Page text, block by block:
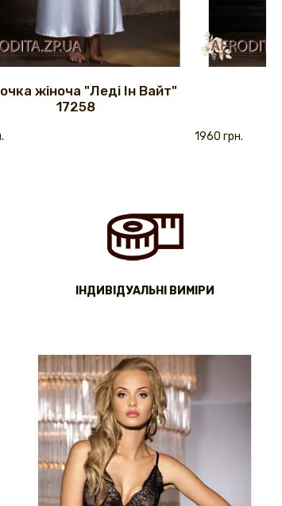
жіноча "Леді Ін Вайт"
17258
1960 грн.
IНДИВІДУАЛЬНІ ВИМІРИ